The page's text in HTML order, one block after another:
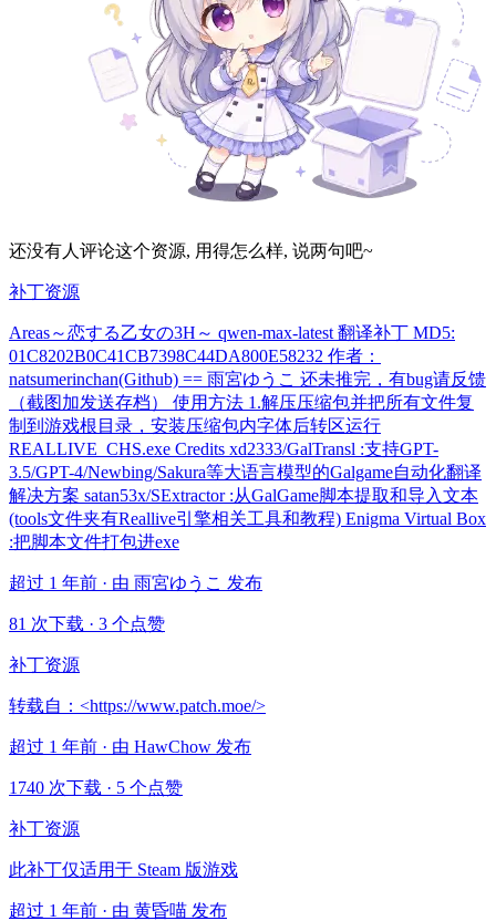
还没有人评论这个资源, 用得怎么样, 说两句吧~
补丁资源
Areas～恋する乙女の3H～ qwen-max-latest 翻译补丁 MD5:
01C8202B0C41CB7398C44DA800E58232 作者：
natsumerinchan(Github) == 雨宮ゆうこ 还未推完，有bug请反馈
（截图加发送存档） 使用方法 1.解压压缩包并把所有文件复
制到游戏根目录，安装压缩包内字体后转区运行
REALLIVE_CHS.exe Credits xd2333/GalTransl :支持GPT-
3.5/GPT-4/Newbing/Sakura等大语言模型的Galgame自动化翻译
解决方案 satan53x/SExtractor :从GalGame脚本提取和导入文本
(tools文件夹有Reallive引擎相关工具和教程) Enigma Virtual Box
:把脚本文件打包进exe
超过 1 年前 · 由 雨宮ゆうこ 发布
81 次下载 · 3 个点赞
补丁资源
转载自：<https://www.patch.moe/>
超过 1 年前 · 由 HawChow 发布
1740 次下载 · 5 个点赞
补丁资源
此补丁仅适用于 Steam 版游戏
超过 1 年前 · 由 黄昏喵 发布